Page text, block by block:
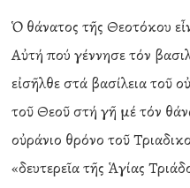
Ὁ θάνατος τῆς Θεοτόκου
Αὐτή πού γέννησε τόν
εἰσῆλθε στά βασίλεια τοῦ
τοῦ Θεοῦ στή γῆ μέ τόν
οὐράνιο θρόνο τοῦ
«δευτερεῖα τῆς Ἁγίας